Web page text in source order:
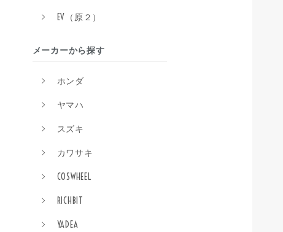
EV（原２）
メーカーから探す
ホンダ
ヤマハ
スズキ
カワサキ
COSWHEEL
RICHBIT
YADEA